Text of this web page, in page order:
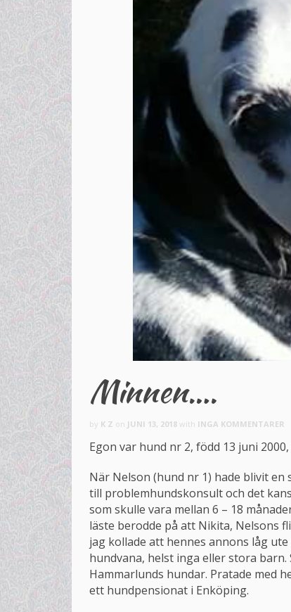
Minnen….
by K Z on JUNI 13, 2018 with INGA KOMMENTARER
Egon var hund nr 2, född 13 juni
När Nelson (hund nr 1) hade blivit en
till problemhundskonsult och det
som skulle vara mellan 6 – 18
läste berodde på att Nikita, Nelsons
jag kollade att hennes annons låg
hundvana, helst inga eller stora barn.
Hammarlunds hundar. Pratade med
ett hundpensionat i Enköping.